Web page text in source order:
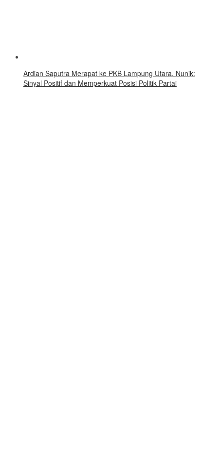
Ardian Saputra Merapat ke PKB Lampung Utara. Nunik:
Sinyal Positif dan Memperkuat Posisi Politik Partai